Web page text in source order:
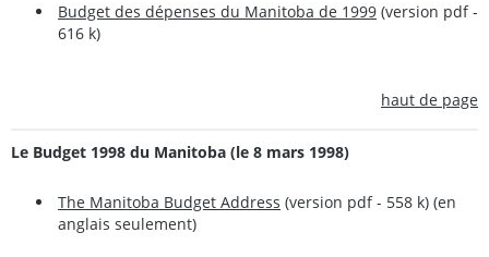
Budget des dépenses du Manitoba de 1999 (version pdf -
616 k)
haut de page
Le Budget 1998 du Manitoba (le 8 mars 1998)
The Manitoba Budget Address (version pdf - 558 k) (en
anglais seulement)